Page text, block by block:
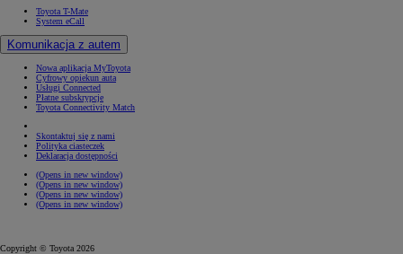
Toyota T-Mate
System eCall
Komunikacja z autem
Nowa aplikacja MyToyota
Cyfrowy opiekun auta
Usługi Connected
Płatne subskrypcje
Toyota Connectivity Match
Skontaktuj się z nami
Polityka ciasteczek
Deklaracja dostępności
(Opens in new window)
(Opens in new window)
(Opens in new window)
(Opens in new window)
Copyright © Toyota 2026